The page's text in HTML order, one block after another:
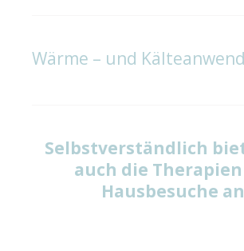
Wärme – und
Selbstverständlich
auch die
Hausbesuche an